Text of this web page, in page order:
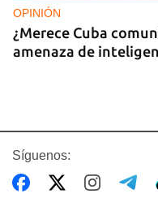
OPINIÓN
¿Merece Cuba
amenaza de
Síguenos: